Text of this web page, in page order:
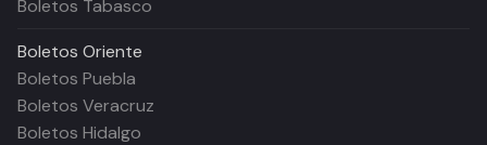
Boletos Tabasco
Boletos Oriente
Boletos Puebla
Boletos Veracruz
Boletos Hidalgo